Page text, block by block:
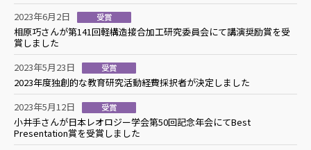
2023年6月2日
受賞
相原巧さんが第141回軽構造接合加工研究委員会にて講演奨励賞を受
賞しました
2023年5月23日
受賞
2023年度独創的な教育研究活動経費採択者が決定しました
2023年5月12日
受賞
小井手さんが日本レオロジー学会第50回記念年会にてBest
Presentation賞を受賞しました